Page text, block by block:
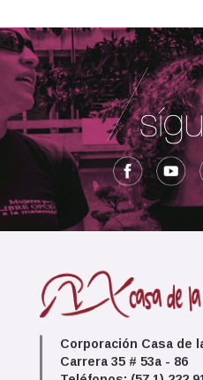
Corporación Casa de
Carrera 35 # 53a - 86